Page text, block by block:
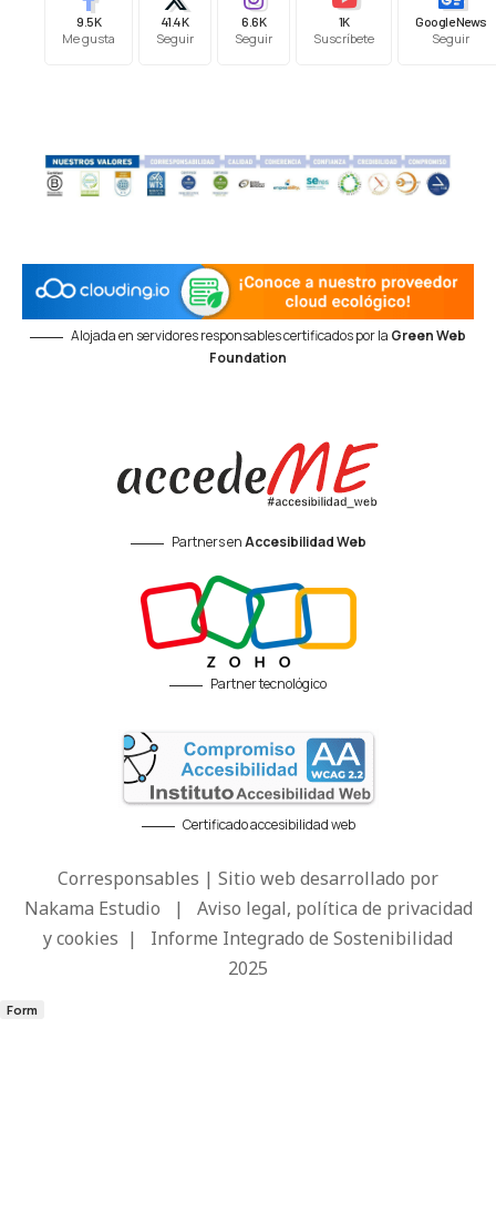
9.5K
Me gusta
41.4K
Seguir
6.6K
Seguir
1K
Suscríbete
Google News
Seguir
Alojada en servidores responsables certificados por la Green Web
Foundation
Partners enAccesibilidad Web
Partner tecnológico
Certificado accesibilidad web
Corresponsables | Sitio web desarrollado por
Nakama Estudio | Aviso legal, política de privacidad
y cookies | Informe Integrado de Sostenibilidad
2025
Form